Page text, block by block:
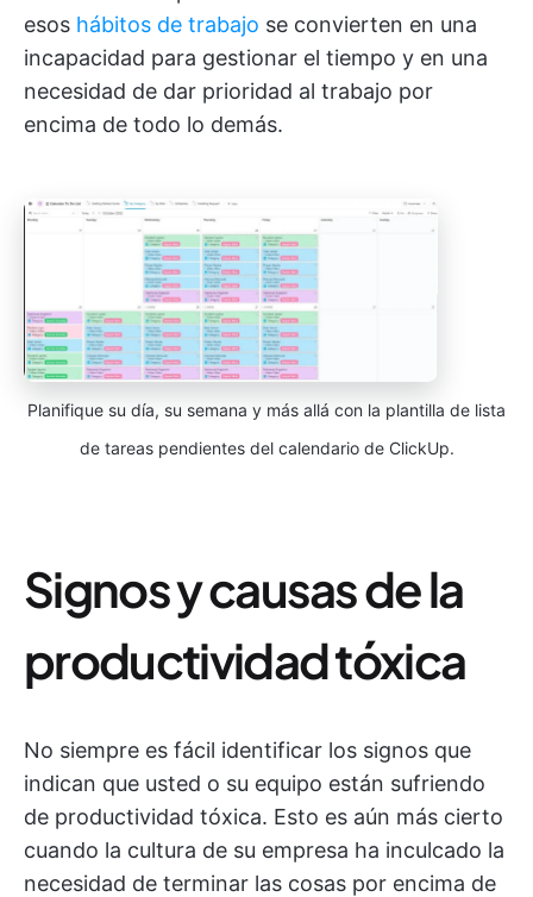
esos hábitos de trabajo se convierten en una
incapacidad para gestionar el tiempo y en una
necesidad de dar prioridad al trabajo por
encima de todo lo demás.
Planifique su día, su semana y más allá con la plantilla de lista
de tareas pendientes del calendario de ClickUp.
Signos y causas de la
productividad tóxica
No siempre es fácil identificar los signos que
indican que usted o su equipo están sufriendo
de productividad tóxica. Esto es aún más cierto
cuando la cultura de su empresa ha inculcado la
necesidad de terminar las cosas por encima de